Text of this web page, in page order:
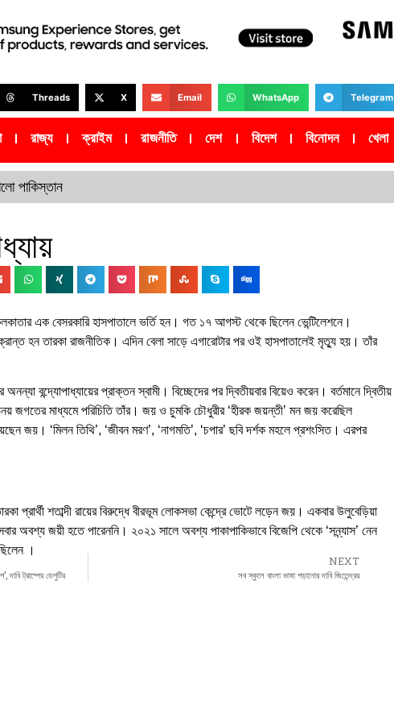
Threads X Email WhatsApp Telegram
রাজ্য ক্রাইম রাজনীতি দেশ বিদেশ বিনোদন খেলা
পাকিস্তান
এক বেসরকারি হাসপাতালে ভর্তি হন। গত ১৭ আগস্ট থেকে ছিলেন ভেন্টিলেশনে।
হন তারকা রাজনীতিক। এদিন বেলা সাড়ে এগারোটার পর ওই হাসপাতালেই মৃত্যু হয়। তাঁর
বন্দ্যোপাধ্যায়ের প্রাক্তন স্বামী। বিচ্ছেদের পর দ্বিতীয়বার বিয়েও করেন। বর্তমানে দ্বিতীয়
জগতের মাধ্যমে পরিচিতি তাঁর। জয় ও চুমকি চৌধুরীর ‘হীরক জয়ন্তী’ মন জয় করেছিল
জয়। ‘মিলন তিথি’, ‘জীবন মরণ’, ‘নাগমতি’, ‘চপার’ ছবি দর্শক মহলে প্রশংসিত। এরপর
প্রার্থী শতাব্দী রায়ের বিরুদ্ধে বীরভূম লোকসভা কেন্দ্রে ভোটে লড়েন জয়। একবার উলুবেড়িয়া
অবশ্য জয়ী হতে পারেননি। ২০২১ সালে অবশ্য পাকাপাকিভাবে বিজেপি থেকে ‘সন্ন্যাস’ নেন
।
দাবি ট্রাম্পের ডেপুটির
NEXT
সব স্কুলে বাংলা ভাষা পড়ানোর দাবি জিতেন্দ্রর